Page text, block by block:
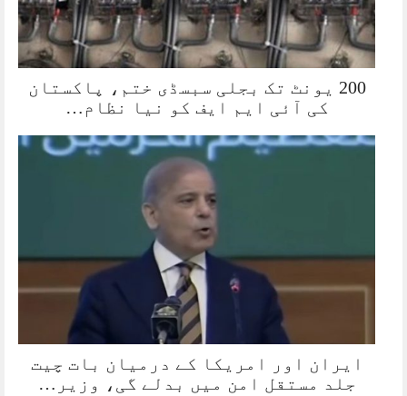
200 یونٹ تک بجلی سبسڈی ختم، پاکستان
کی آئی ایم ایف کو نیا نظام…
ایران اور امریکا کے درمیان بات چیت
جلد مستقل امن میں بدلے گی، وزیر…